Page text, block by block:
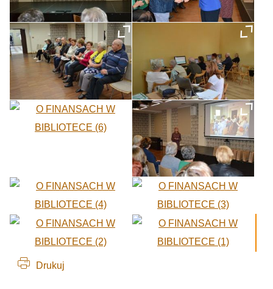
Drukuj